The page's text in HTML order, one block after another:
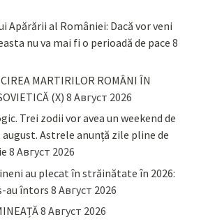
Apărării al României: Dacă vor veni
nu va mai fi o perioadă de pace 8
MARTIRILOR ROMÂNI ÎN
(X) 8 Август 2026
Trei zodii vor avea un weekend de
august. Astrele anunță zile pline de
8 Август 2026
au plecat în străinătate în 2026:
au întors 8 Август 2026
8 Август 2026